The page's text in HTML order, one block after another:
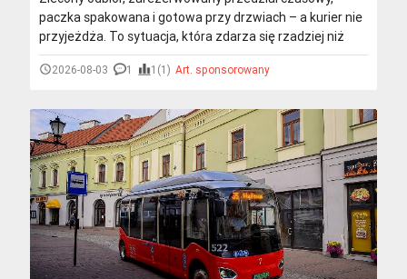
paczka spakowana i gotowa przy drzwiach – a kurier nie
przyjeżdża. To sytuacja, która zdarza się rzadziej niż
problemy z doręczeniem, ale jest równie frustrująca, bo
po stronie nadawcy wszystko zostało dopięte na ostatni
być przyczyną, kiedy zacząć reagować i jak skutecznie
rozwiązać problem.
2026-08-03 1 1(1) Art. sponsorowany